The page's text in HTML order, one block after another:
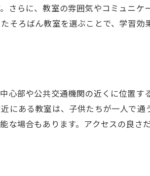
さらに、教室の雰囲気やコミュニケ
そろばん教室を選ぶことで、学習効
心部や公共交通機関の近くに位置す
にある教室は、子供たちが一人で通
な場合もあります。アクセスの良さ